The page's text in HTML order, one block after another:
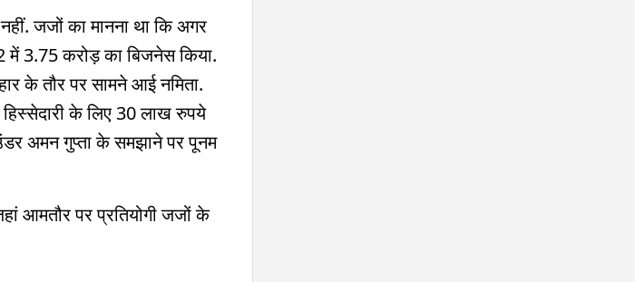
जजों का मानना था कि अगर
3.75 करोड़ का बिजनेस किया.
के तौर पर सामने आई नमिता.
के लिए 30 लाख रुपये
अमन गुप्ता के समझाने पर पूनम
आमतौर पर प्रतियोगी जजों के